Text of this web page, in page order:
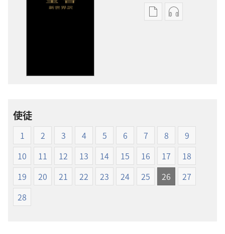
出
オ
プ
ショ
ン
オー
オ
プ
ショ
ン
使徒
1 2 3 4 5 6 7 8
9
10
11 12 13 14 15 16 17
18
19
20 21 22 23 24 25 26
27
28